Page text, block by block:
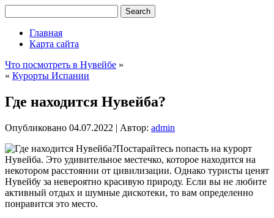
Главная
Карта сайта
Что посмотреть в Нувейбе »
« Курорты Испании
Где находится Нувейба?
Опубликовано 04.07.2022 | Автор: admin
Постарайтесь попасть на курорт
Нувейба. Это удивительное местечко, которое находится на
некотором расстоянии от цивилизации. Однако туристы ценят
Нувейбу за невероятно красивую природу. Если вы не любите
активный отдых и шумные дискотеки, то вам определенно
понравится это место.